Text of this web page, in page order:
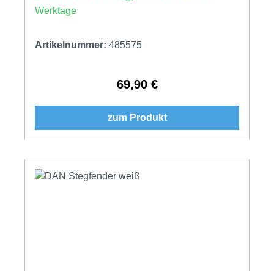
Werktage
Artikelnummer: 485575
Regulärer Preis:
69,90 €
zum Produkt